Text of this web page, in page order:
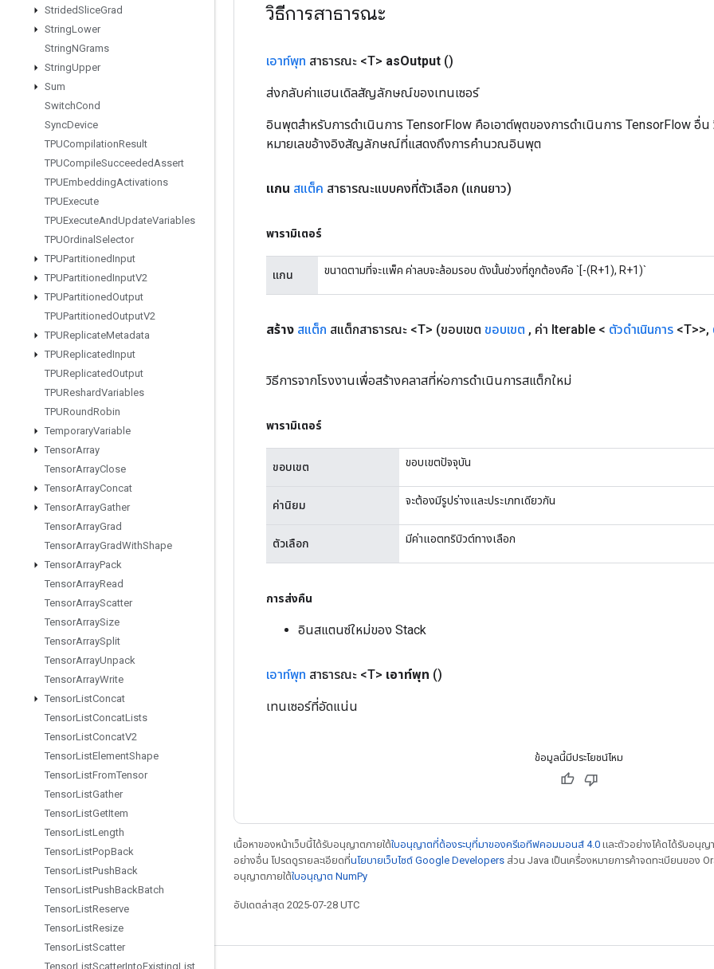
StridedSliceGrad
StringLower
StringNGrams
StringUpper
Sum
SwitchCond
SyncDevice
TPUCompilationResult
TPUCompileSucceededAssert
TPUEmbeddingActivations
TPUExecute
TPUExecuteAndUpdateVariables
TPUOrdinal Selector
TPUPartitionedInput
TPUPartitionedInputV2
TPUPartitionedOutput
TPUPartitionedOutputV2
TPUReplicateMetadata
TPUReplicatedInput
TPUReplicatedOutput
TPUReshardVariables
TPURoundRobin
TemporaryVariable
TensorArray
TensorArrayClose
TensorArrayConcat
TensorArrayGather
TensorArrayGrad
TensorArrayGradWithShape
TensorArrayPack
TensorArrayRead
TensorArrayScatter
TensorArraySize
TensorArraySplit
TensorArrayUnpack
TensorArrayWrite
TensorListConcat
TensorListConcatLists
TensorListConcatV2
TensorListElementShape
TensorListFromTensor
TensorListGather
TensorListGetItem
TensorListLength
TensorListPopBack
TensorListPushBack
TensorListPushBackBatch
TensorListReserve
TensorListResize
TensorListScatter
TensorListScatterIntoExistingList
วิธีการสาธารณะ
เอาท์พุท สาธารณะ <T> asOutput ()
ส่งกลับค่าแฮนเดิลสัญลักษณ์ของเทนเซอร์
อินพุตสำหรับการดำเนินการ TensorFlow คือเอาต์พุตของการดำเนินการ TensorFlow อื่น
หมายเลขอ้างอิงสัญลักษณ์ที่แสดงถึงการคำนวณอินพุต
แกน สแต็ค สาธารณะแบบคงที่ตัวเลือก (แกนยาว)
พารามิเตอร์
แกน ขนาดตามที่จะแพ็ค ค่าลบจะล้อมรอบ ดังนั้นช่วงที่ถูกต้องคือ `[-(R+1), R+1)`
สร้าง สแต็ก สแต็กสาธารณะ <T> (ขอบเขต ขอบเขต , ค่า Iterable < ตัวดำเนินการ <T>>,
วิธีการจากโรงงานเพื่อสร้างคลาสที่ห่อการดำเนินการสแต็กใหม่
พารามิเตอร์
ขอบเขต ขอบเขตปัจจุบัน
ค่านิยม จะต้องมีรูปร่างและประเภทเดียวกัน
ตัวเลือก มีค่าแอตทริบิวต์ทางเลือก
การส่งคืน
อินสแตนซ์ใหม่ของ Stack
เอาท์พุท สาธารณะ <T> เอาท์พุท ()
เทนเซอร์ที่อัดแน่น
ข้อมูลนี้มีประโยชน์ไหม
เนื้อหาของหน้าเว็บนี้ได้รับอนุญาตภายใต้ใบอนุญาตที่ต้องระบุที่มาของครีเอทีฟคอมมอนส์ 4.0 และตัวอย่างโค้ดได้รับอนุญ
อย่างอื่น โปรดดูรายละเอียดที่นโยบายเว็บไซต์ Google Developers ส่วน Java เป็นเครื่องหมายการค้าจดทะเบียนของ
อนุญาตภายใต้ใบอนุญาต NumPy
อัปเดตล่าสุด 2025-07-28 UTC